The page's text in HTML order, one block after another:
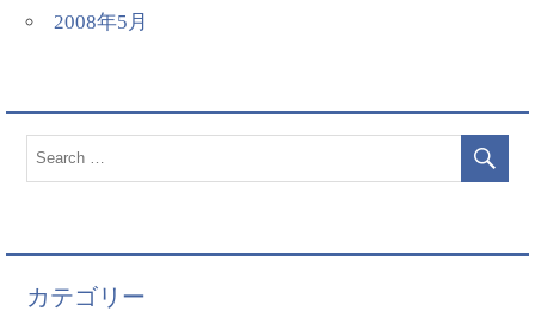
2008年5月
カテゴリー